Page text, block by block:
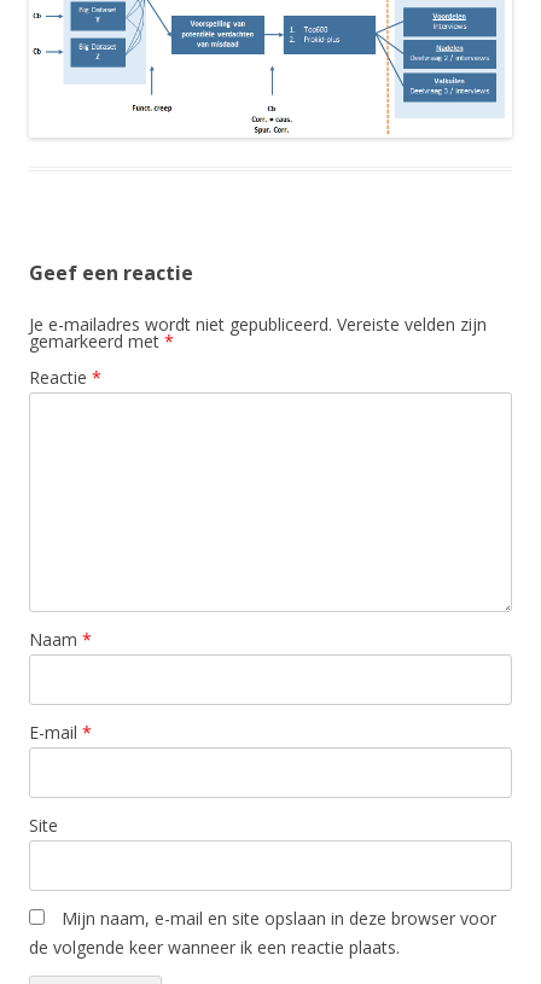
Geef een reactie
Je e-mailadres wordt niet gepubliceerd. Vereiste velden zijn
gemarkeerd met *
Reactie *
Naam *
E-mail *
Site
Mijn naam, e-mail en site opslaan in deze browser voor
de volgende keer wanneer ik een reactie plaats.